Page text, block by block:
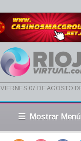
viernes 07 de agosto de
Mostrar Menú